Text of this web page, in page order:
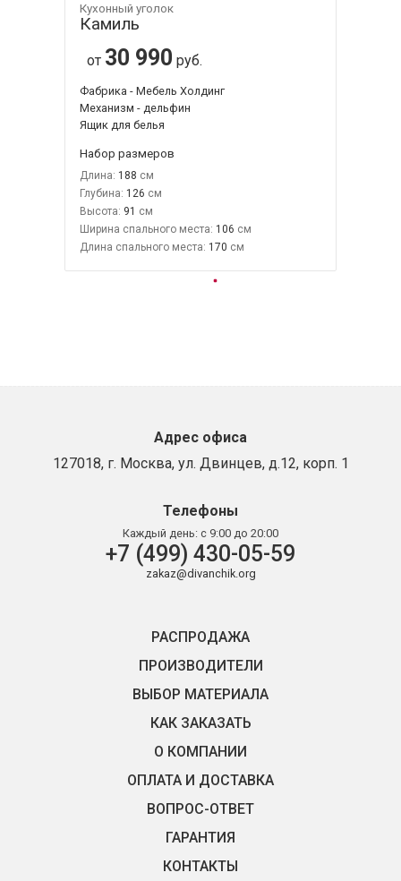
Кухонный уголок
Камиль
от 30 990 руб.
Фабрика - Мебель Холдинг
Механизм - дельфин
Ящик для белья
Набор размеров
Длина: 188
Глубина: 126
Высота: 91
Ширина спального места: 106
Длина спального места: 170
Адрес офиса
127018, г. Москва, ул. Двинцев, д.12, корп. 1
Телефоны
Каждый день: с 9:00 до 20:00
+7 (499) 430-05-59
zakaz@divanchik.org
РАСПРОДАЖА
ПРОИЗВОДИТЕЛИ
ВЫБОР МАТЕРИАЛА
КАК ЗАКАЗАТЬ
О КОМПАНИИ
ОПЛАТА И ДОСТАВКА
ВОПРОС-ОТВЕТ
ГАРАНТИЯ
КОНТАКТЫ